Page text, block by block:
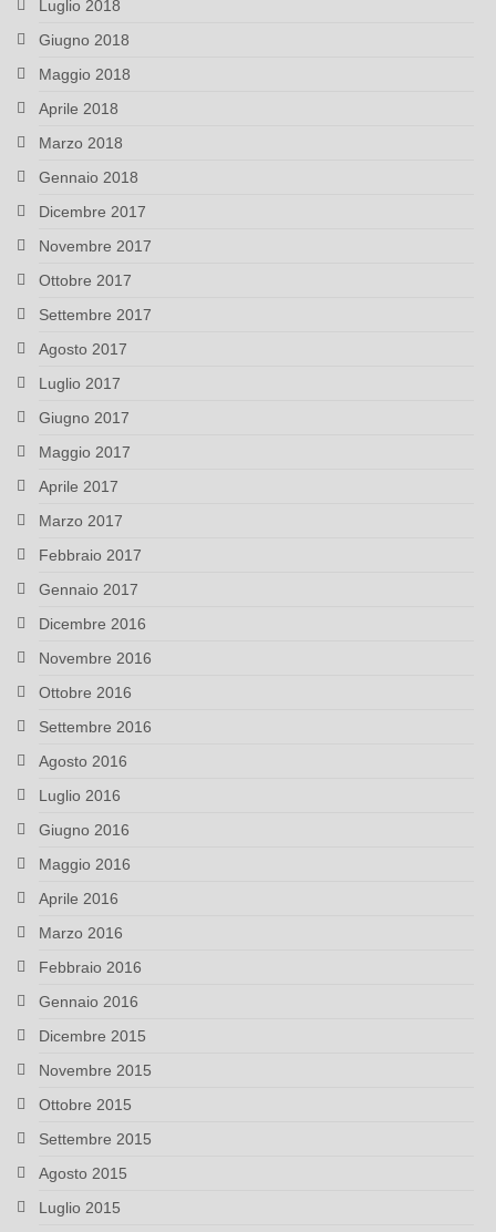
Luglio 2018
Giugno 2018
Maggio 2018
Aprile 2018
Marzo 2018
Gennaio 2018
Dicembre 2017
Novembre 2017
Ottobre 2017
Settembre 2017
Agosto 2017
Luglio 2017
Giugno 2017
Maggio 2017
Aprile 2017
Marzo 2017
Febbraio 2017
Gennaio 2017
Dicembre 2016
Novembre 2016
Ottobre 2016
Settembre 2016
Agosto 2016
Luglio 2016
Giugno 2016
Maggio 2016
Aprile 2016
Marzo 2016
Febbraio 2016
Gennaio 2016
Dicembre 2015
Novembre 2015
Ottobre 2015
Settembre 2015
Agosto 2015
Luglio 2015